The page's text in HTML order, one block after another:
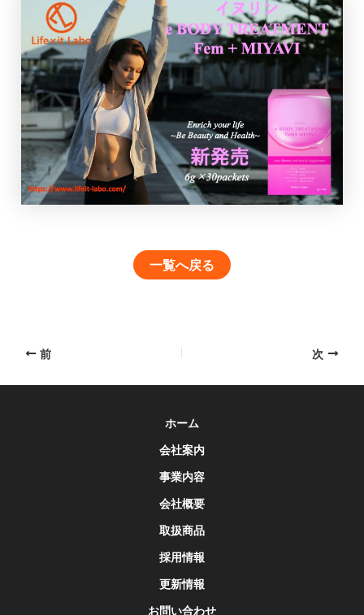
一覧へ戻る
Post前 次
ホーム
会社案内
事業内容
会社概要
取扱商品
採用情報
更新情報
お問い合わせ